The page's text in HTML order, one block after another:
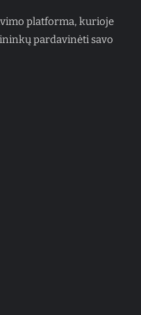
platforma, kurioje
pardavinėti savo